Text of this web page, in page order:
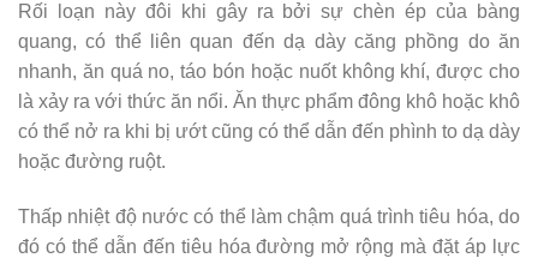
Rối loạn này đôi khi gây ra bởi sự chèn ép của bàng
quang, có thể liên quan đến dạ dày căng phồng do ăn
nhanh, ăn quá no, táo bón hoặc nuốt không khí, được cho
là xảy ra với thức ăn nổi. Ăn thực phẩm đông khô hoặc khô
có thể nở ra khi bị ướt cũng có thể dẫn đến phình to dạ dày
hoặc đường ruột.
Thấp nhiệt độ nước có thể làm chậm quá trình tiêu hóa, do
đó có thể dẫn đến tiêu hóa đường mở rộng mà đặt áp lực